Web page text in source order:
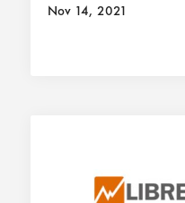
Nov 14, 2021